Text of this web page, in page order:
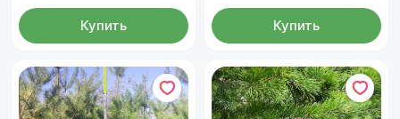
Купить Купить